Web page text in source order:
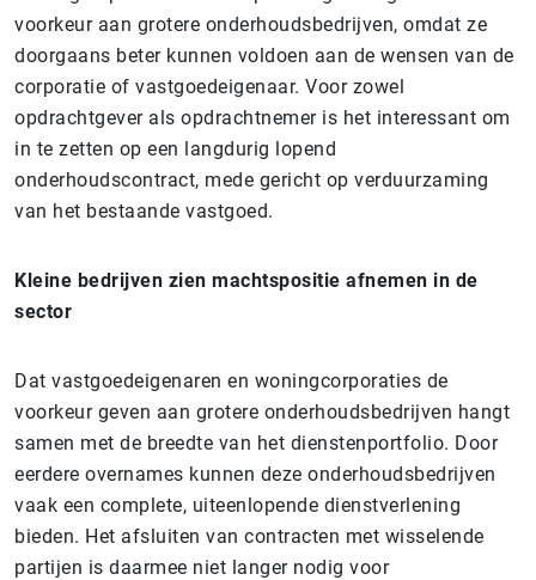
voorkeur aan grotere onderhoudsbedrijven, omdat ze
doorgaans beter kunnen voldoen aan de wensen van de
corporatie of vastgoedeigenaar. Voor zowel
opdrachtgever als opdrachtnemer is het interessant om
in te zetten op een langdurig lopend
onderhoudscontract, mede gericht op verduurzaming
van het bestaande vastgoed.
Kleine bedrijven zien machtspositie afnemen in de
sector
Dat vastgoedeigenaren en woningcorporaties de
voorkeur geven aan grotere onderhoudsbedrijven hangt
samen met de breedte van het dienstenportfolio. Door
eerdere overnames kunnen deze onderhoudsbedrijven
vaak een complete, uiteenlopende dienstverlening
bieden. Het afsluiten van contracten met wisselende
partijen is daarmee niet langer nodig voor